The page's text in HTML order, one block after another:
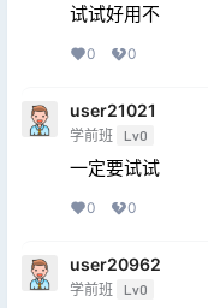
试试好用不
0 0
user21021
学前班 Lv0
一定要试试
0 0
user20962
学前班 Lv0